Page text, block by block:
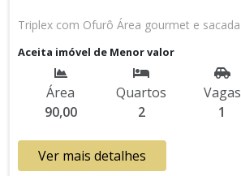
Triplex com Ofurô Área gourmet e sacada
Aceita imóvel de Menor valor
Área
90,00
Quartos
2
Vagas
1
Ver mais detalhes